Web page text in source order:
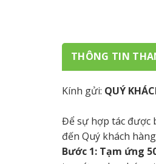
THÔNG TIN
Kính gửi: QUÝ
Để sự hợp tác được
đến Quý khách
Bước 1: Tạm ứng